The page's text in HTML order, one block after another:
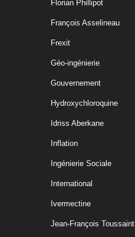
Florian Phillipot
François Asselineau
Frexit
Géo-ingénierie
Gouvernement
Hydroxychloroquine
Idriss Aberkane
Inflation
Ingénierie Sociale
International
Ivermectine
Jean-François Toussaint